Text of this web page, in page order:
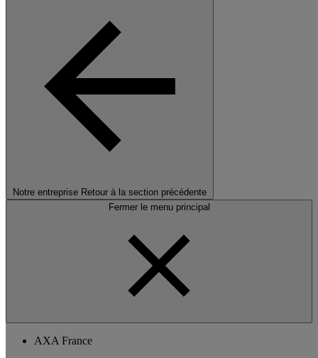
Notre entreprise Retour à la section précédente
Fermer le menu principal
AXA France